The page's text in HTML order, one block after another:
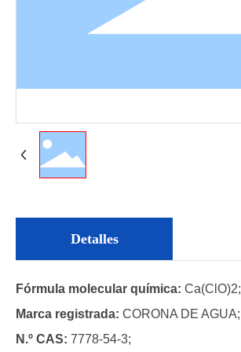
Detalles
Fórmula molecular química: Ca(ClO)2;
Marca registrada: CORONA DE AGUA;
N.º CAS: 7778-54-3;